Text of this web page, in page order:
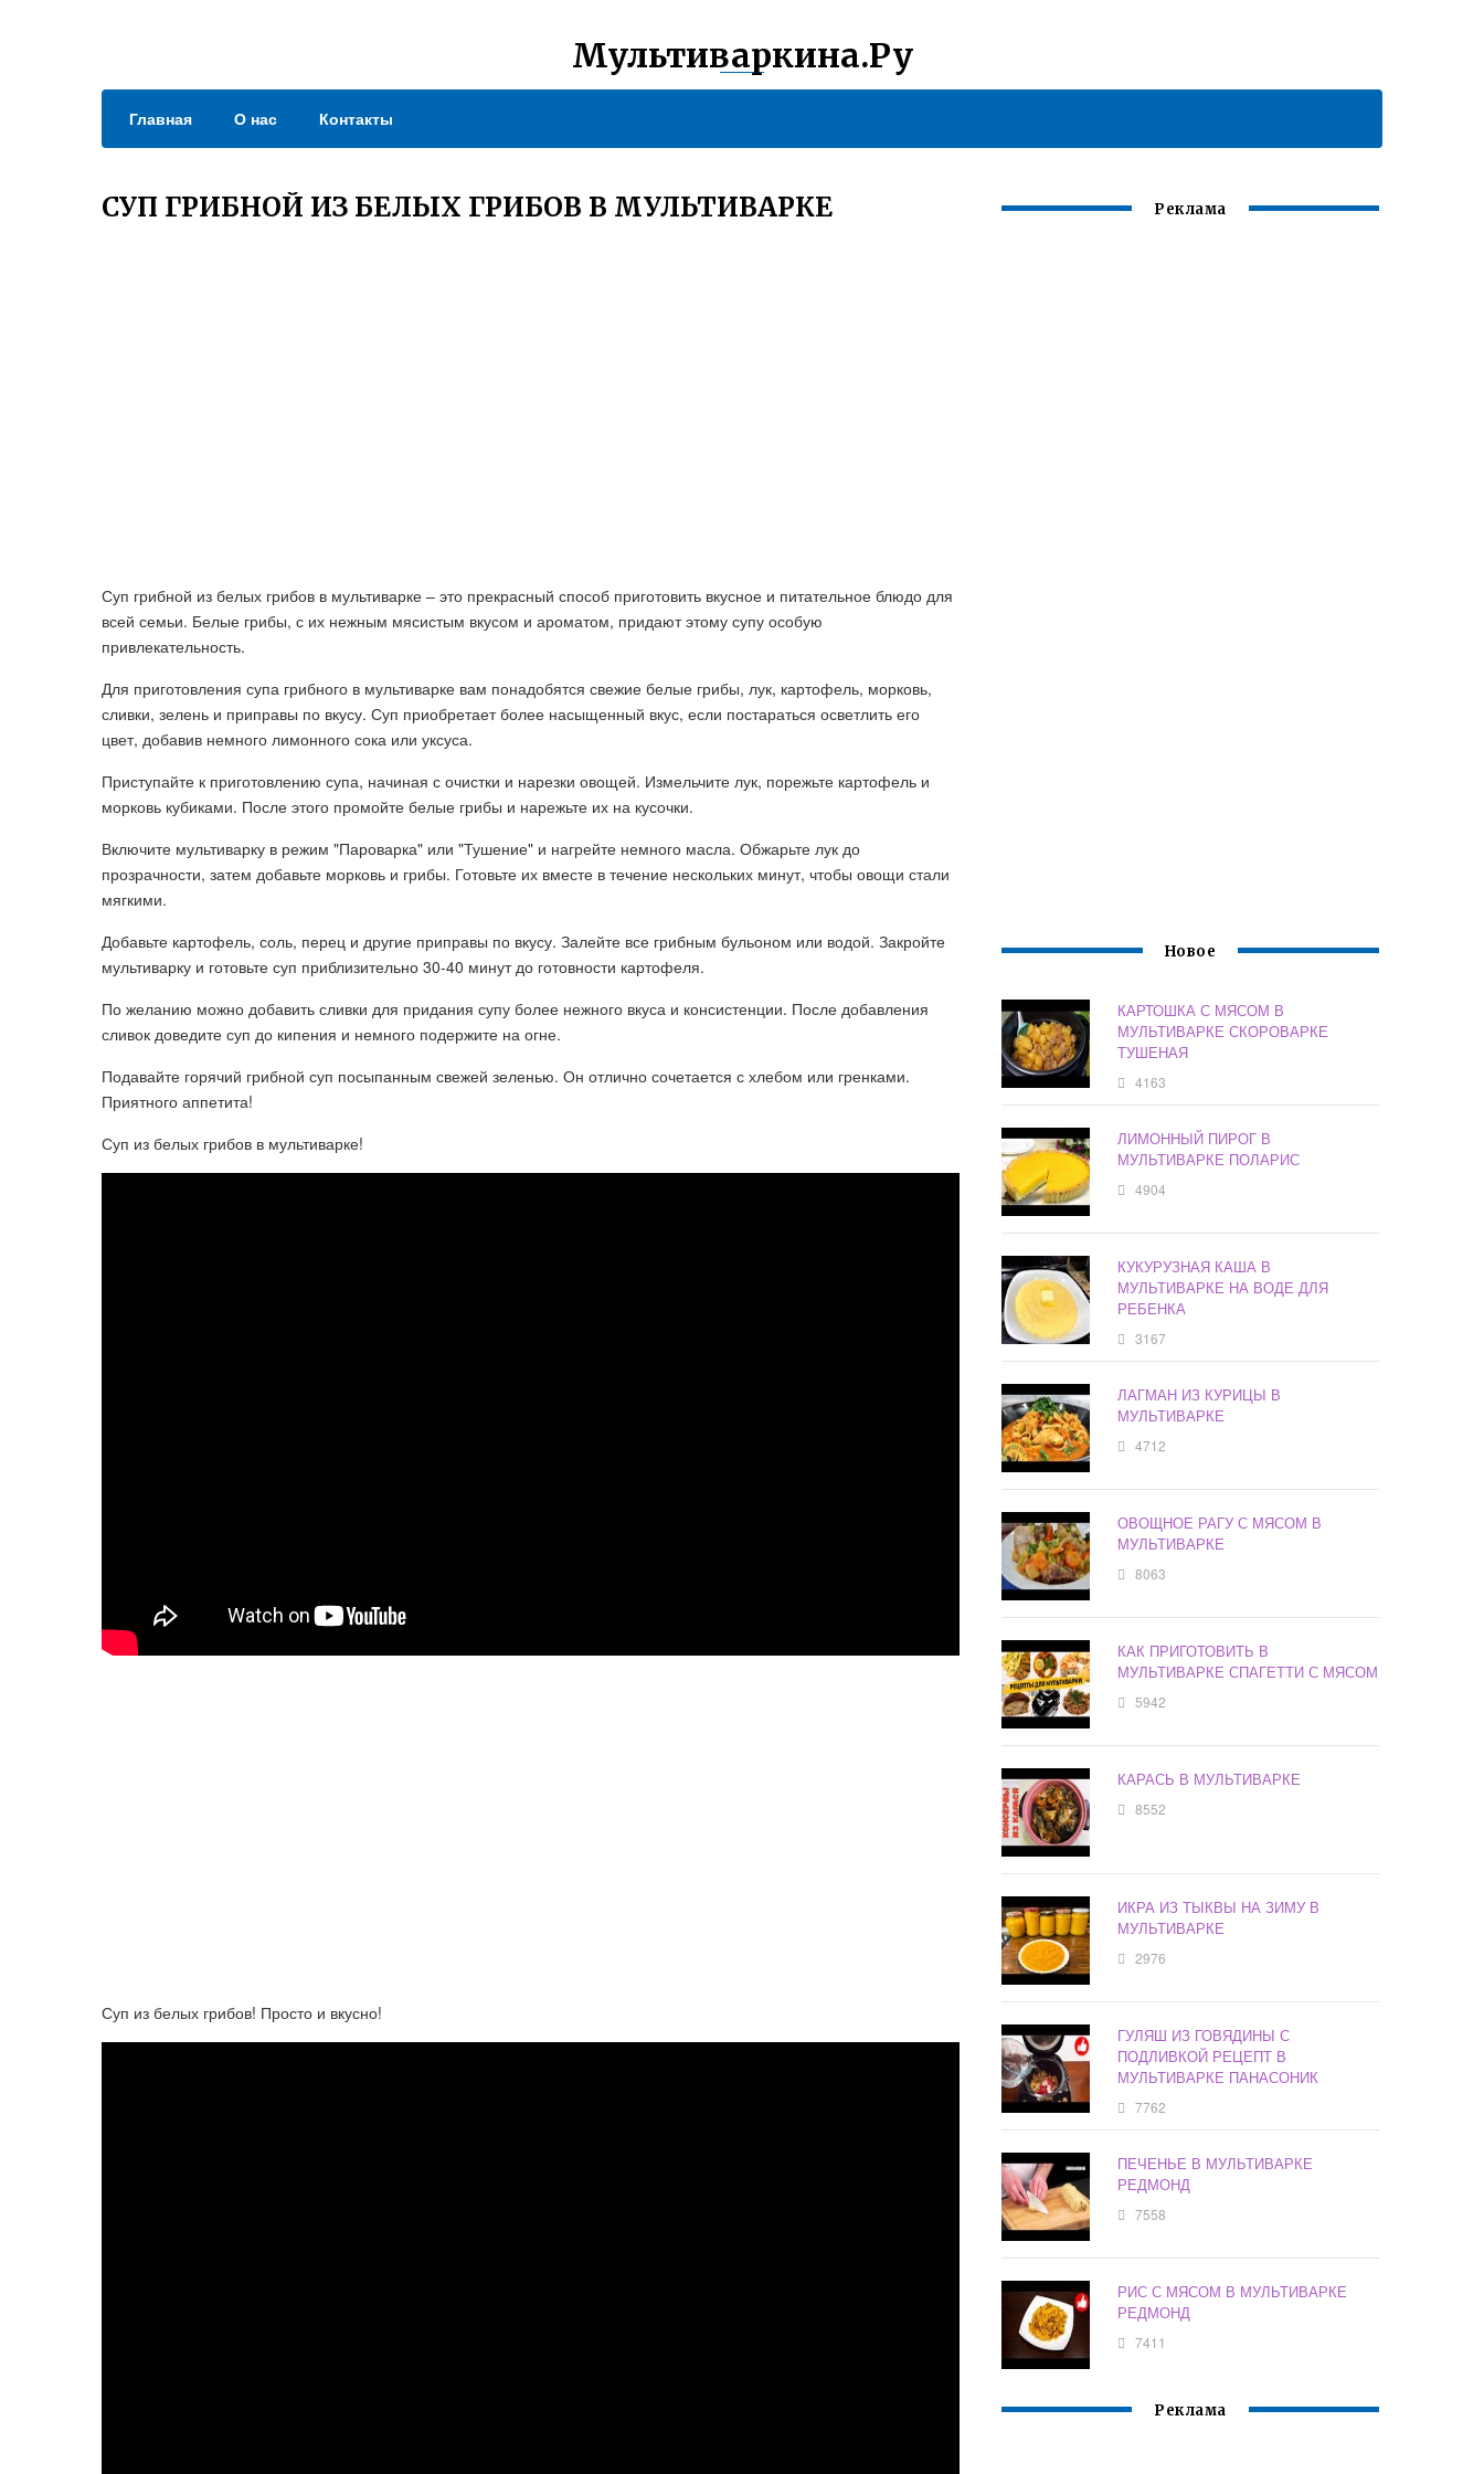
Мультиваркина.Ру
Главная О нас Контакты
СУП ГРИБНОЙ ИЗ БЕЛЫХ ГРИБОВ В МУЛЬТИВАРКЕ
Суп грибной из белых грибов в мультиварке – это прекрасный способ приготовить вкусное и питательное блюдо для
всей семьи. Белые грибы, с их нежным мясистым вкусом и ароматом, придают этому супу особую
привлекательность.
Для приготовления супа грибного в мультиварке вам понадобятся свежие белые грибы, лук, картофель, морковь,
сливки, зелень и приправы по вкусу. Суп приобретает более насыщенный вкус, если постараться осветлить его
цвет, добавив немного лимонного сока или уксуса.
Приступайте к приготовлению супа, начиная с очистки и нарезки овощей. Измельчите лук, порежьте картофель и
морковь кубиками. После этого промойте белые грибы и нарежьте их на кусочки.
Включите мультиварку в режим "Пароварка" или "Тушение" и нагрейте немного масла. Обжарьте лук до
прозрачности, затем добавьте морковь и грибы. Готовьте их вместе в течение нескольких минут, чтобы овощи стали
мягкими.
Добавьте картофель, соль, перец и другие приправы по вкусу. Залейте все грибным бульоном или водой. Закройте
мультиварку и готовьте суп приблизительно 30-40 минут до готовности картофеля.
По желанию можно добавить сливки для придания супу более нежного вкуса и консистенции. После добавления
сливок доведите суп до кипения и немного подержите на огне.
Подавайте горячий грибной суп посыпанным свежей зеленью. Он отлично сочетается с хлебом или гренками.
Приятного аппетита!
Суп из белых грибов в мультиварке!
Суп из белых грибов! Просто и вкусно!
Реклама
Новое
КАРТОШКА С МЯСОМ В
МУЛЬТИВАРКЕ СКОРОВАРКЕ
ТУШЕНАЯ
4163
ЛИМОННЫЙ ПИРОГ В
МУЛЬТИВАРКЕ ПОЛАРИС
4904
КУКУРУЗНАЯ КАША В
МУЛЬТИВАРКЕ НА ВОДЕ ДЛЯ
РЕБЕНКА
3167
ЛАГМАН ИЗ КУРИЦЫ В
МУЛЬТИВАРКЕ
4712
ОВОЩНОЕ РАГУ С МЯСОМ В
МУЛЬТИВАРКЕ
8063
КАК ПРИГОТОВИТЬ В
МУЛЬТИВАРКЕ СПАГЕТТИ С МЯСОМ
5942
КАРАСЬ В МУЛЬТИВАРКЕ
8552
ИКРА ИЗ ТЫКВЫ НА ЗИМУ В
МУЛЬТИВАРКЕ
2976
ГУЛЯШ ИЗ ГОВЯДИНЫ С
ПОДЛИВКОЙ РЕЦЕПТ В
МУЛЬТИВАРКЕ ПАНАСОНИК
7762
ПЕЧЕНЬЕ В МУЛЬТИВАРКЕ
РЕДМОНД
7558
РИС С МЯСОМ В МУЛЬТИВАРКЕ
РЕДМОНД
7411
Реклама